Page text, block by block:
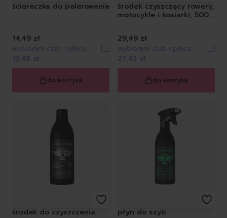
ściereczka do polerowania
14,49 zł
do koszyka
środek czyszczący rowery,
motocykle i kosiarki, 500
29,49 zł
do koszyka
środek do czyszczenia
płyn do szyb